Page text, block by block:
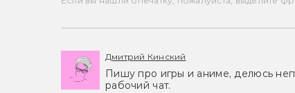
Дмитрий Кинский
Пишу про игры и аниме, делюсь
рабочий чат.